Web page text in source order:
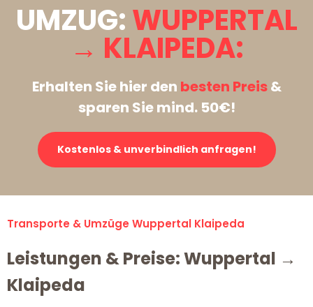
UMZUG:WUPPERTAL
→ KLAIPEDA:
Erhalten Sie hier den besten Preis&
sparen Sie mind. 50€!
Kostenlos & unverbindlich anfragen!
Transporte & Umzüge Wuppertal Klaipeda
Leistungen & Preise: Wuppertal →
Klaipeda